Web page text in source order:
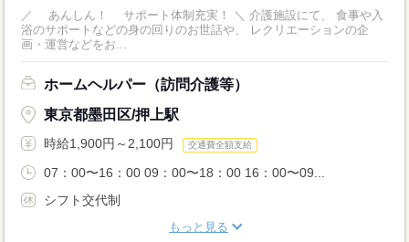
／ あんしん！ サポート体制充実！ ＼ 介護施設にて、 食事や入
浴のサポートなどの身の回りのお世話や、 レクリエーションの企
画・運営などをお...
ホームヘルパー（訪問介護等）
東京都墨田区/押上駅
時給1,900円～2,100円 交通費全額支給
07：00〜16：00 09：00〜18：00 16：00〜09...
シフト交代制
もっと見る